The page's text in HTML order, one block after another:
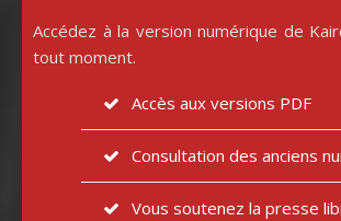
Accédez à la version numérique de
tout moment.
Accès aux versions PDF
Consultation des anciens
Vous soutenez la presse